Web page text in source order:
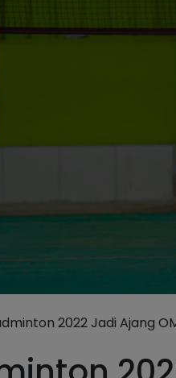
2022 Jadi Ajang